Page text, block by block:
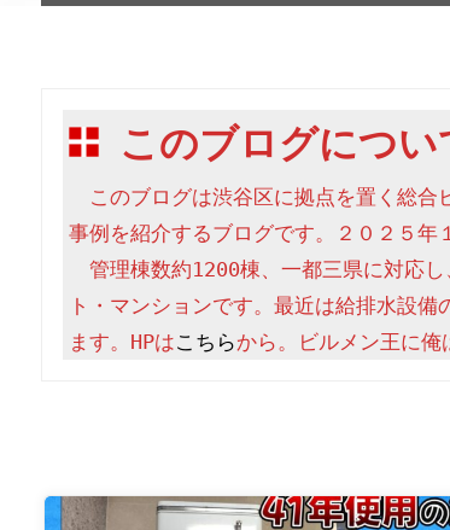
このブログについ
このブログは渋谷区に拠点を置く総合
事例を紹介するブログです。２０２５年
管理棟数約1200棟、一都三県に対応し
ト・マンションです。最近は給排水設
ます。HPはこちらから。ビルメン王に俺